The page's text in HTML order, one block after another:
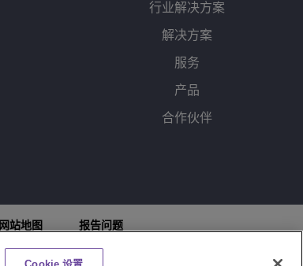
行业解决方案
解决方案
服务
产品
合作伙伴
网站地图 报告问题
Cookie 设置